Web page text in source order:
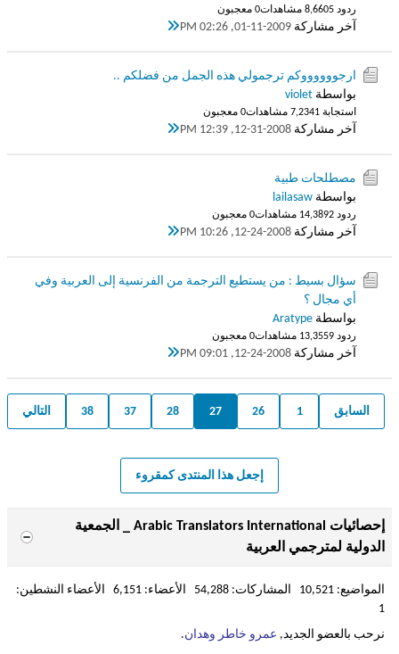
ردود 5 8,660 مشاهدات 0 معجبون
آخر مشاركة 01-11-2009, 02:26 PM
ارجووووووكم ترجمولي هذه الجمل من فضلكم ..
بواسطة violet
استجابة 1 7,234 مشاهدات 0 معجبون
آخر مشاركة 12-31-2008, 12:39 PM
مصطلحات طبية
بواسطة lailasaw
ردود 2 14,389 مشاهدات 0 معجبون
آخر مشاركة 12-24-2008, 10:26 PM
سؤال بسيط : من يستطيع الترجمة من الفرنسية إلى العربية وفي
أي مجال ؟
بواسطة Aratype
ردود 9 13,355 مشاهدات 0 معجبون
آخر مشاركة 12-24-2008, 09:01 PM
السابق 1
26
27
28
37
38 التالي
إجعل هذا المنتدى كمقروء
إحصائيات Arabic Translators International _ الجمعية
الدولية لمترجمي العربية
المواضيع: 10,521 المشاركات: 54,288 الأعضاء: 6,151 الأعضاء النشطين:
1
نرحب بالعضو الجديد, عمرو خاطر وهدان.